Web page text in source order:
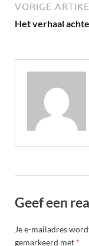
VORIGE
Het verhaal
Geef een
Je e-mailadres
gemarkeerd met *